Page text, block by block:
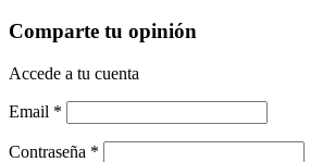
Comparte tu opinión
Accede a tu cuenta
Email *
Contraseña *